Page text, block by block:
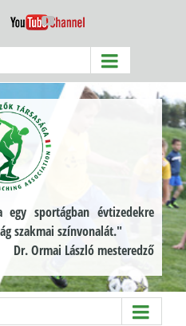
YouTube
egy sportágban évtizedekre
szakmai színvonalát."
Dr. Ormai László mesteredző